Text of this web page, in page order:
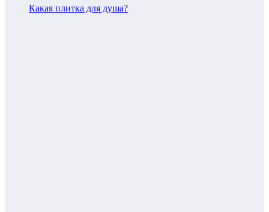
Какая плитка для душа?